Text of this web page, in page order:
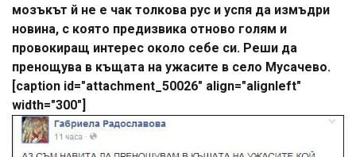
мозъкът й не е чак толкова рус и успя да измъдри
новина, с която предизвика отново голям и
провокиращ интерес около себе си. Реши да
пренощува в къщата на ужасите в село Мусачево.
[caption id="attachment_50026" align="alignleft"
width="300"]